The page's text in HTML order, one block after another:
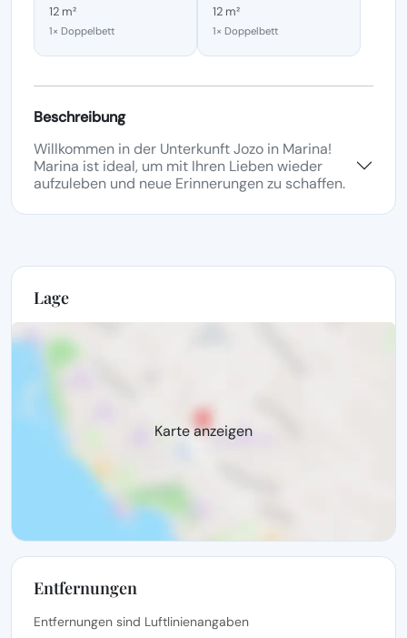
12 m²
1× Doppelbett
12 m²
1× Doppelbett
Beschreibung
Willkommen in der Unterkunft Jozo in Marina!
Marina ist ideal, um mit Ihren Lieben wieder
aufzuleben und neue Erinnerungen zu schaffen.
Lage
Karte anzeigen
Entfernungen
Entfernungen sind Luftlinienangaben